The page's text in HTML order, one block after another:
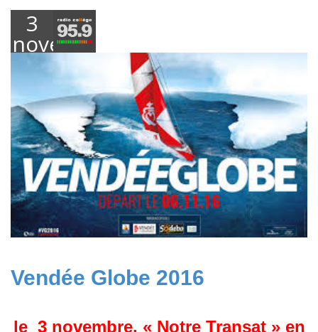
3
novembre
Vendée Globe 2016
le 3 novembre, « Notre Transat » en